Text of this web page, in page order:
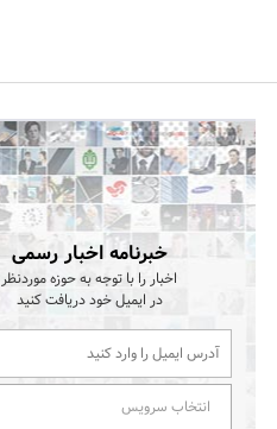
خبرنامه اخبار رسمی
اخبار را با توجه به حوزه موردنظر
در ایمیل خود دریافت کنید
انتخاب سرویس